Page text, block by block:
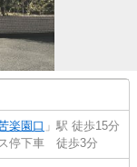
楽園口 」駅 徒歩15分
ス停下車 徒歩3分